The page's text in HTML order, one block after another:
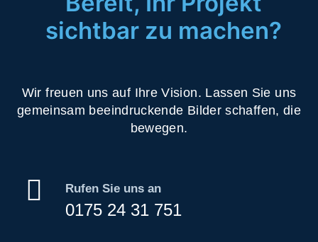
sichtbar zu machen?
Wir freuen uns auf Ihre Vision. Lassen Sie uns
gemeinsam beeindruckende Bilder schaffen, die
bewegen.
 Rufen Sie uns an
0175 24 31 751